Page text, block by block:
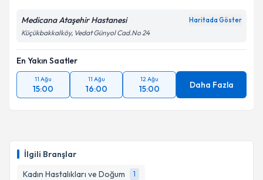
İlgili Branşlar
Kadın Hastalıkları ve Doğum
1
Kişisel verilerimin işlenmesine ilişkin
kapsamda işlenmesini kabul ediyorum.
Takvim Talebini Gönder
Medicana Ataşehir Hastanesi Haritada Göster
Küçükbakkalköy, Vedat Günyol Cad.No 24
En Yakın Saatler
11 Ağu
15:00
11 Ağu
16:00
12 Ağu
15:00 Daha Fazla